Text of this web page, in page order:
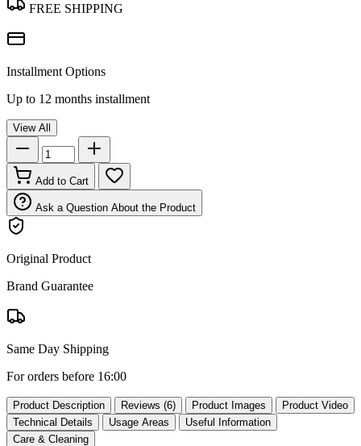
FREE SHIPPING
Installment Options
Up to 12 months installment
View All
Add to Cart
Ask a Question About the Product
Original Product
Brand Guarantee
Same Day Shipping
For orders before 16:00
Product Description Reviews (6) Product Images
Product Video
Technical Details
Usage Areas
Useful Information
Care & Cleaning